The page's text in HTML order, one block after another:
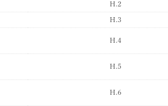
H.2
H.3
H.4
H.5
H.6